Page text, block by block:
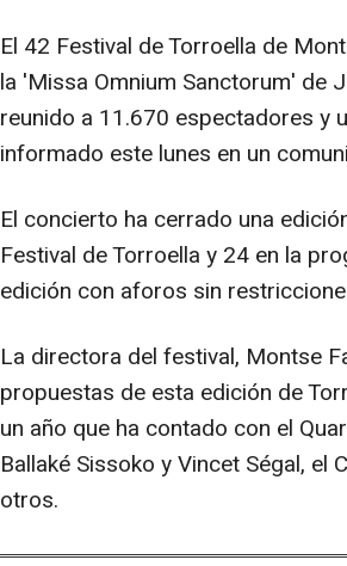
El 42 Festival de Torroella de
la 'Missa Omnium Sanctorum' de
reunido a 11.670 espectadores y
informado este lunes en un
El concierto ha cerrado una
Festival de Torroella y 24 en la
edición con aforos sin
La directora del festival, Montse
propuestas de esta edición de
un año que ha contado con el
Ballaké Sissoko y Vincet Ségal, el
otros.